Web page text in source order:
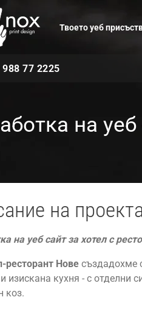
Твоето уеб
988 77 2225
на
на
на уеб сайт за хотел с
ресторант Нове създадохме
изискана кухня - с отделни
коз.